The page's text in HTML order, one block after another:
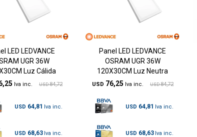
LED LEDVANCE
UGR 36W
Luz Cálida
USD 84,72
USD 64,81
USD 68,63
Panel LED LEDVANCE
OSRAM UGR 36W
120X30CM Luz Neutra
USD 76,25 USD 84,72
USD 64,81
USD 68,63